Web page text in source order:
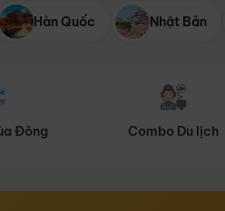
Hàn Quốc Nhật Bản
lịch Tour Doanh Nghiệp